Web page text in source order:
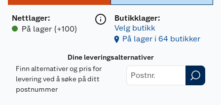
Nettlager:
På lager (+100)
Butikklager:
Velg butikk
På lager i 64 butikker
Dine leveringsalternativer
Finn alternativer og pris for
levering ved å søke på ditt
postnummer